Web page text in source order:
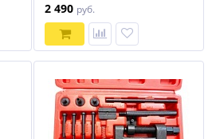
horex, арт. № HZ 25.1.073S
2 490 руб.